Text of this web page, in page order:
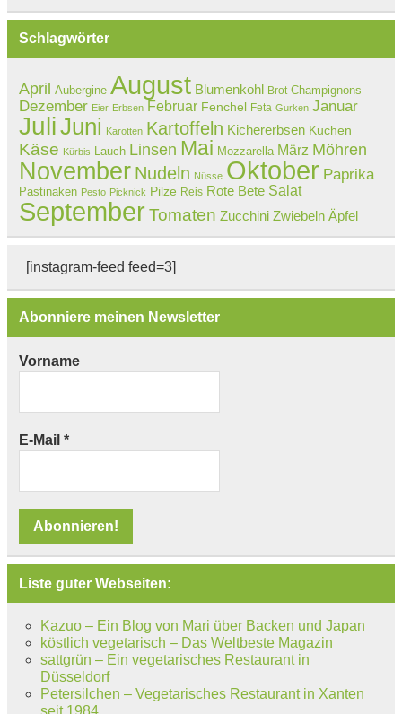
Schlagwörter
April Aubergine August Blumenkohl Brot Champignons
Dezember Eier Erbsen Februar Fenchel Feta Gurken Januar
JuliJuni Karotten Kartoffeln Kichererbsen Kuchen
Käse Kürbis Lauch Linsen Mai Mozzarella März Möhren
November Nudeln Nüsse Oktober Paprika
Pastinaken Pesto Picknick Pilze Reis Rote Bete Salat
September Tomaten Zucchini Zwiebeln Äpfel
[instagram-feed feed=3]
Abonniere meinen Newsletter
Vorname
E-Mail *
Liste guter Webseiten:
Kazuo – Ein Blog von Mari über Backen und Japan
köstlich vegetarisch – Das Weltbeste Magazin
sattgrün – Ein vegetarisches Restaurant in
Düsseldorf
Petersilchen – Vegetarisches Restaurant in Xanten